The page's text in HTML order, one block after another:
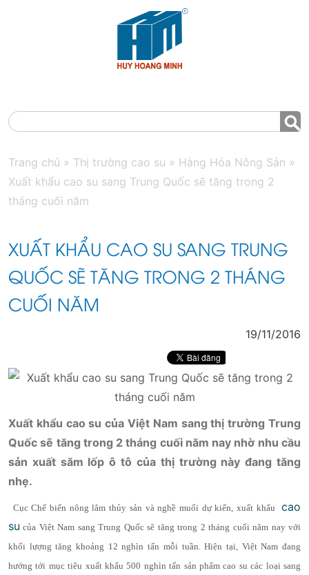
Trang chủ » Thị trường cao su » Hàng Hóa Nông Sản »
Xuất khẩu cao su sang Trung Quốc sẽ tăng trong 2
tháng cuối năm
XUẤT KHẨU CAO SU SANG TRUNG
QUỐC SẼ TĂNG TRONG 2 THÁNG
CUỐI NĂM
19/11/2016
Xuất khẩu cao su của Việt Nam sang thị trường Trung
Quốc sẽ tăng trong 2 tháng cuối năm nay nhờ nhu cầu
sản xuất săm lốp ô tô của thị trường này đang tăng
nhẹ.
Cục Chế biến nông lâm thủy sản và nghề muối dự kiến, xuất khẩu
cao
su của Việt Nam sang Trung Quốc sẽ tăng trong 2 tháng cuối năm nay với
khối lượng tăng khoảng 12 nghìn tấn mỗi tuần. Hiện tại, Việt Nam đang
hướng tới mục tiêu xuất khẩu 500 nghìn tấn sản phẩm cao su các loại sang